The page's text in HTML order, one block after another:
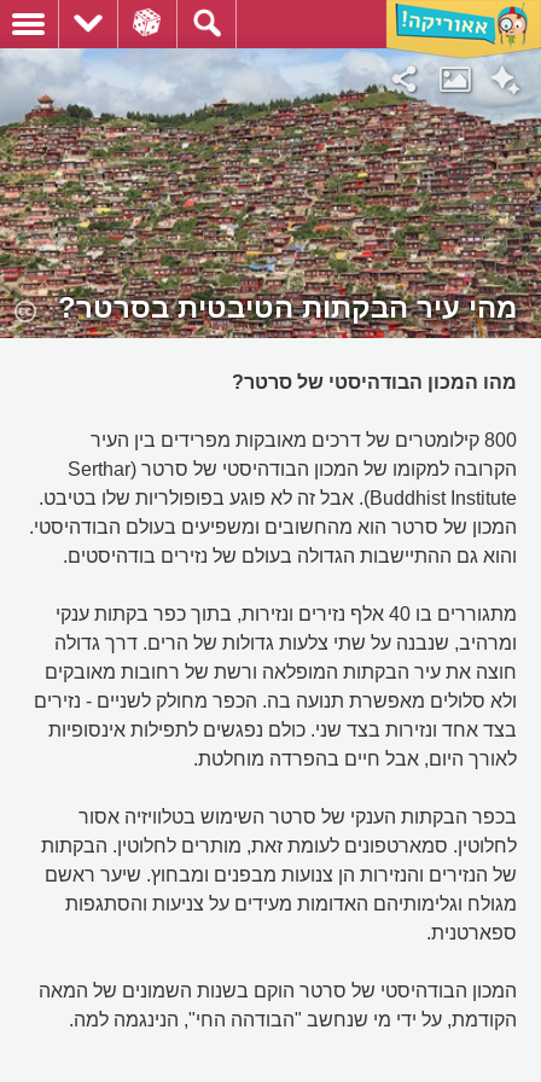
מהי עיר הבקתות הטיבטית בסרטר?
מהו המכון הבודהיסטי של סרטר?
800 קילומטרים של דרכים מאובקות מפרידים בין העיר
הקרובה למקומו של המכון הבודהיסטי של סרטר (Serthar
Buddhist Institute). אבל זה לא פוגע בפופולריות שלו בטיבט.
המכון של סרטר הוא מהחשובים ומשפיעים בעולם הבודהיסטי.
והוא גם ההתיישבות הגדולה בעולם של נזירים בודהיסטים.
מתגוררים בו 40 אלף נזירים ונזירות, בתוך כפר בקתות ענקי
ומרהיב, שנבנה על שתי צלעות גדולות של הרים. דרך גדולה
חוצה את עיר הבקתות המופלאה ורשת של רחובות מאובקים
ולא סלולים מאפשרת תנועה בה. הכפר מחולק לשניים - נזירים
בצד אחד ונזירות בצד שני. כולם נפגשים לתפילות אינסופיות
לאורך היום, אבל חיים בהפרדה מוחלטת.
בכפר הבקתות הענקי של סרטר השימוש בטלוויזיה אסור
לחלוטין. סמארטפונים לעומת זאת, מותרים לחלוטין. הבקתות
של הנזירים והנזירות הן צנועות מבפנים ומבחוץ. שיער ראשם
מגולח וגלימותיהם האדומות מעידים על צניעות והסתגפות
ספארטנית.
המכון הבודהיסטי של סרטר הוקם בשנות השמונים של המאה
הקודמת, על ידי מי שנחשב "הבודהה החי", הנינגמה למה.